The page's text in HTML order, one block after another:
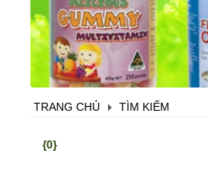
TRANG CHỦ TÌM KIẾM
{0}